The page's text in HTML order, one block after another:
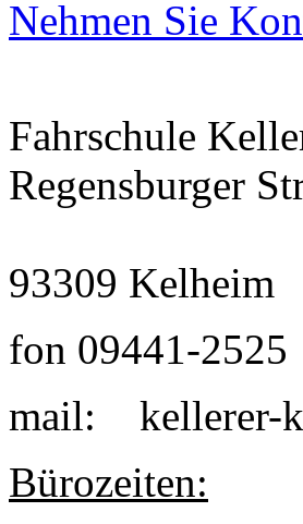
Nehmen Sie
Fahrschule
Regensburger
93309 Kelheim
fon 09441-
mail: kellerer-
Bürozeiten: